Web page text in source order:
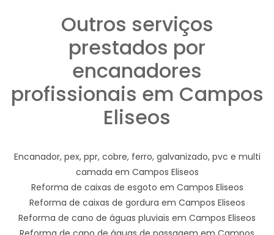
Outros serviços
prestados por
encanadores
profissionais em Campos
Eliseos
Encanador, pex, ppr, cobre, ferro, galvanizado, pvc e multi
camada em Campos Eliseos
Reforma de caixas de esgoto em Campos Eliseos
Reforma de caixas de gordura em Campos Eliseos
Reforma de cano de águas pluviais em Campos Eliseos